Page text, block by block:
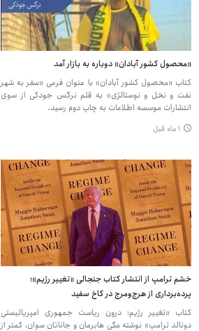
«محصول کشور آبادان» دوباره به بازار آمد
کتاب «محصول کشور آبادان» با عنوان فرعی «سفر به شهر
نفت و نخل و نوستالژی» به قلم نرگس جودکی از سوی
انتشارات موسسه اطلاعات به چاپ دوم رسید.
۱ ماه قبل
خشم ترامپ از انتشار کتاب جنجالی «تغییر رژیم»؛
پرده‌برداری از هرج‌ومرج در کاخ سفید
کتاب «تغییر رژیم: درون ریاست جمهوری امپریالیستی
دونالد ترامپ» نوشته مگی هابرمان و جاناتان سوان، کمتر از